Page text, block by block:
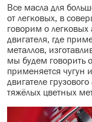
Все масла для
от легковых, в
говорим о легковых
двигателя, где
металлов,
мы будем говорить
применяется чугун
двигателе
тяжёлых цветных